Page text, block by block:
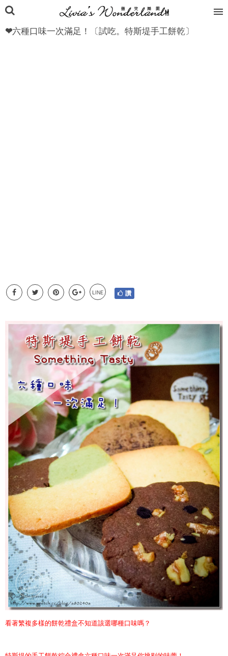
❤六種口味一次滿足！〔試吃。特斯堤手工餅乾〕
LINE 讚
看著繁複多樣的餅乾禮盒不知道該選哪種口味嗎？